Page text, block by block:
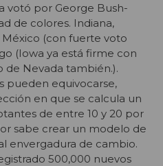
votó por George Bush-
de colores. Indiana,
México (con fuerte voto
(Iowa ya está firme con
de Nevada también.).
pueden equivocarse,
en que se calcula un
de entre 10 y 20 por
sabe crear un modelo de
envergadura de cambio.
500,000 nuevos